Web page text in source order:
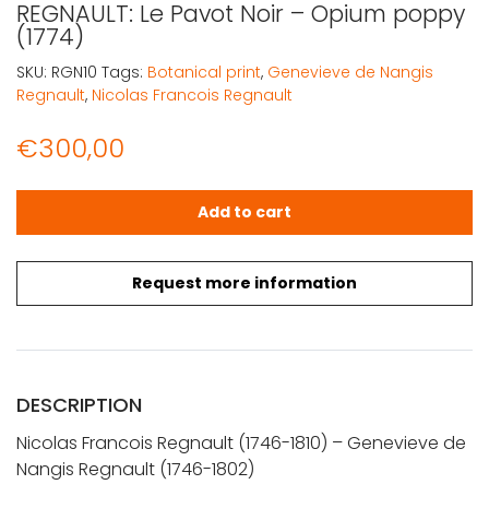
REGNAULT: Le Pavot Noir – Opium poppy
(1774)
€300,00
Request more information
REGNAULT: Le Pavot Noir – Opium poppy (1774) quantity
Add to cart
SKU: RGN10 Tags: Botanical print, Genevieve de Nangis
Regnault, Nicolas Francois Regnault
DESCRIPTION
Nicolas Francois Regnault (1746-1810) – Genevieve de
Nangis Regnault (1746-1802)